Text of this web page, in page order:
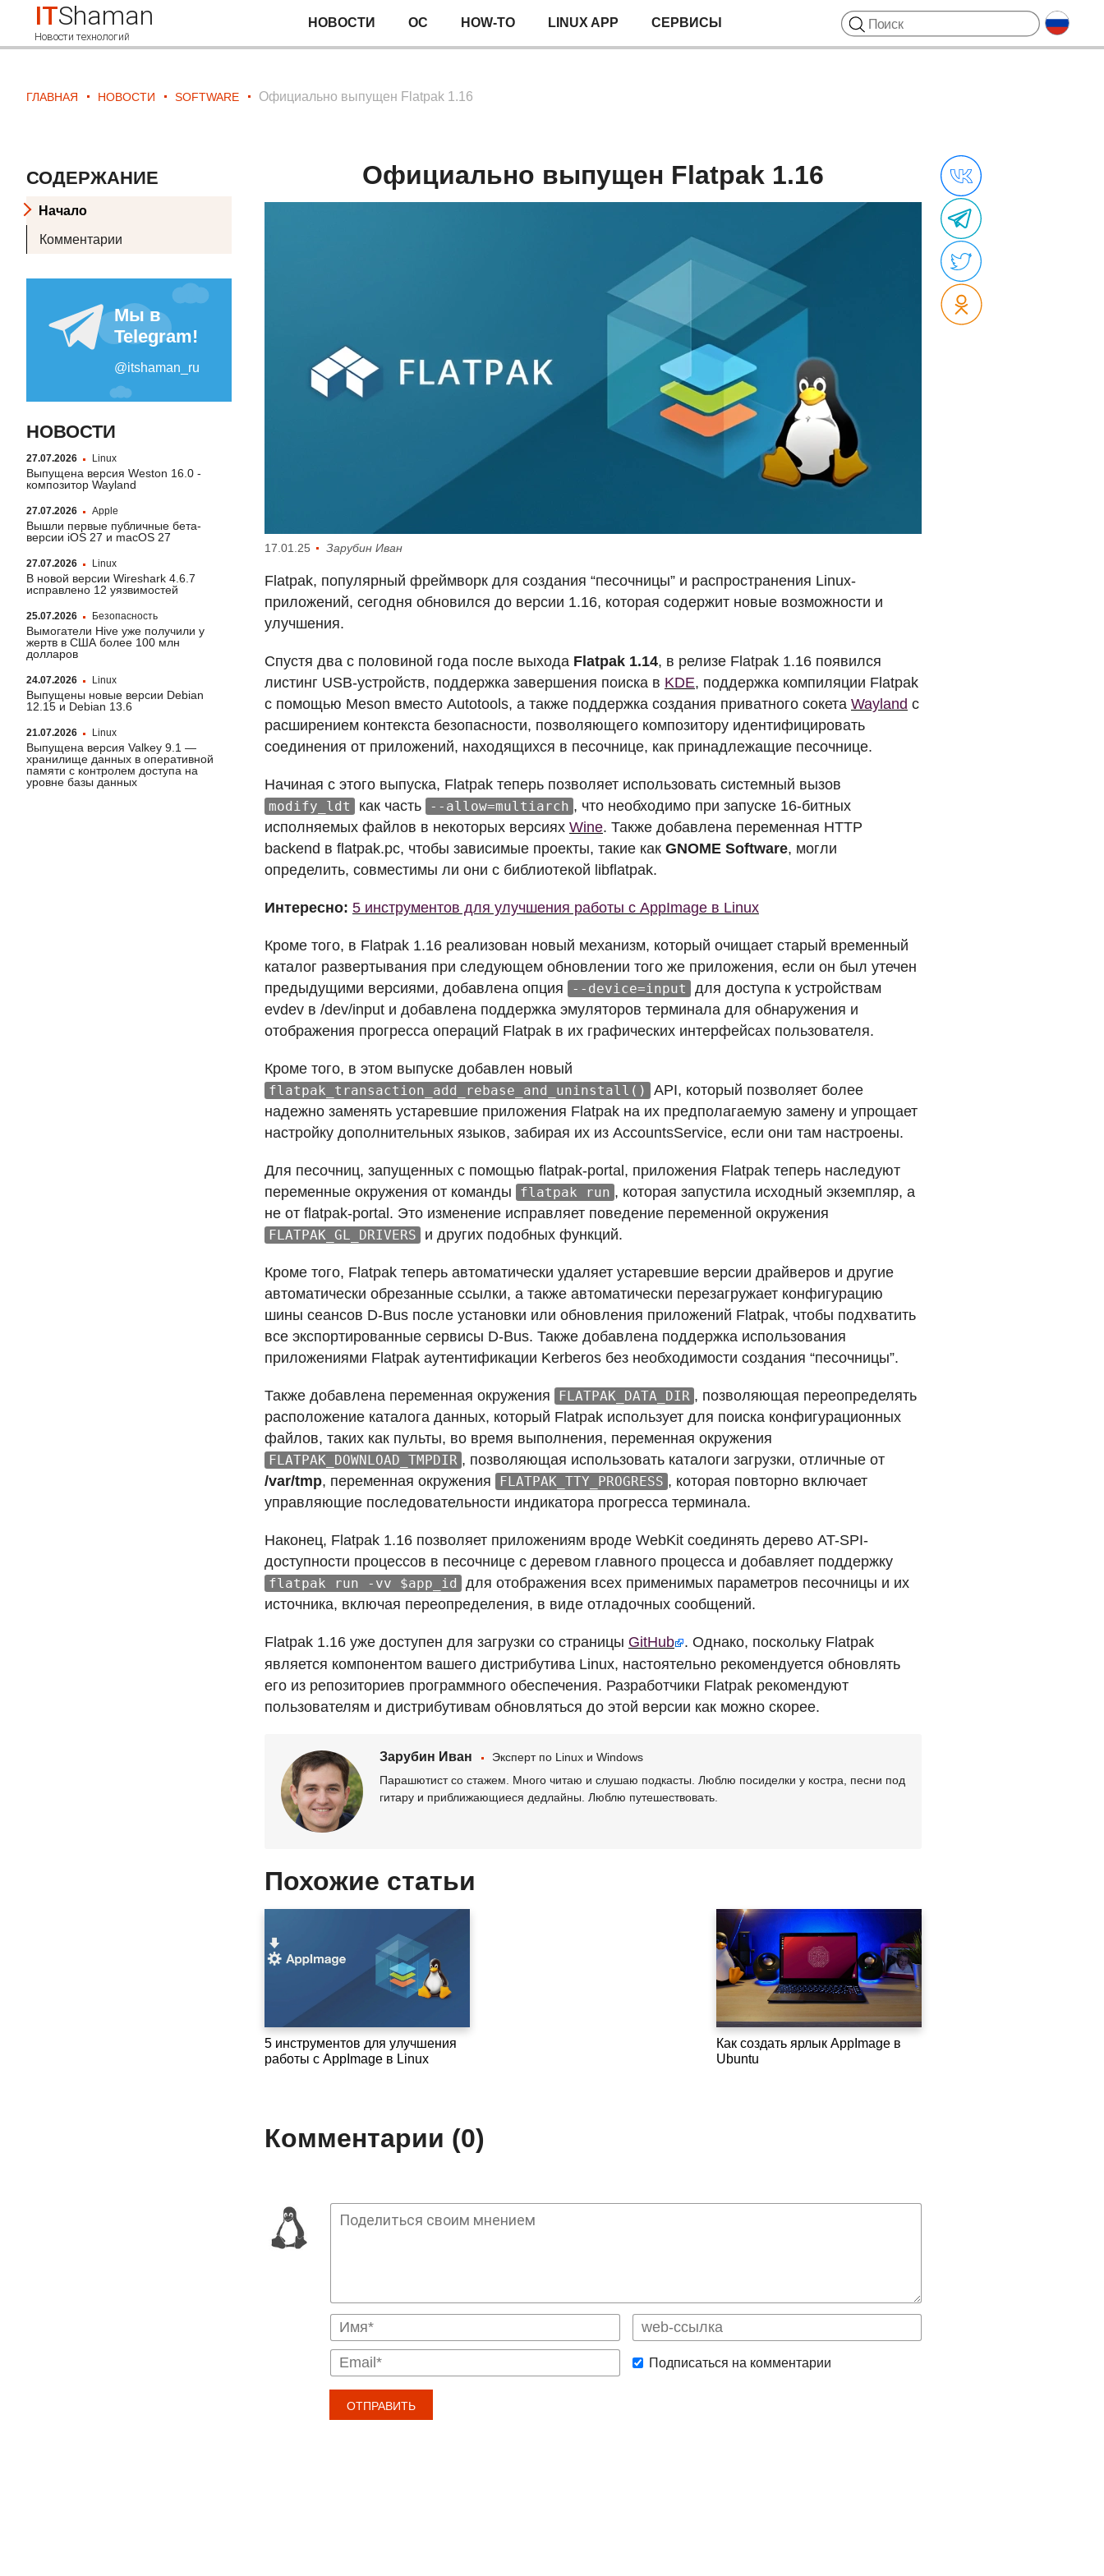
ITShaman
Новости технологий
НОВОСТИ ОС HOW-TO LINUX APP СЕРВИСЫ
ГЛАВНАЯ НОВОСТИ SOFTWARE Официально выпущен Flatpak 1.16
СОДЕРЖАНИЕ
Начало
Комментарии
НОВОСТИ
27.07.2026 Linux
Выпущена версия Weston 16.0 -
композитор Wayland
27.07.2026 Apple
Вышли первые публичные бета-
версии iOS 27 и macOS 27
27.07.2026 Linux
В новой версии Wireshark 4.6.7
исправлено 12 уязвимостей
25.07.2026 Безопасность
Вымогатели Hive уже получили у
жертв в США более 100 млн
долларов
24.07.2026 Linux
Выпущены новые версии Debian
12.15 и Debian 13.6
21.07.2026 Linux
Выпущена версия Valkey 9.1 —
хранилище данных в оперативной
памяти с контролем доступа на
уровне базы данных
Официально выпущен Flatpak 1.16
17.01.25 Зарубин Иван
Flatpak, популярный фреймворк для создания “песочницы” и распространения Linux-
приложений, сегодня обновился до версии 1.16, которая содержит новые возможности и
улучшения.
Спустя два с половиной года после выхода Flatpak 1.14, в релизе Flatpak 1.16 появился
листинг USB-устройств, поддержка завершения поиска в KDE, поддержка компиляции Flatpak
с помощью Meson вместо Autotools, а также поддержка создания приватного сокета Wayland с
расширением контекста безопасности, позволяющего композитору идентифицировать
соединения от приложений, находящихся в песочнице, как принадлежащие песочнице.
Начиная с этого выпуска, Flatpak теперь позволяет использовать системный вызов
modify_ldt как часть --allow=multiarch , что необходимо при запуске 16-битных
исполняемых файлов в некоторых версиях Wine. Также добавлена переменная HTTP
backend в flatpak.pc, чтобы зависимые проекты, такие как GNOME Software, могли
определить, совместимы ли они с библиотекой libflatpak.
Интересно: 5 инструментов для улучшения работы с AppImage в Linux
Кроме того, в Flatpak 1.16 реализован новый механизм, который очищает старый временный
каталог развертывания при следующем обновлении того же приложения, если он был утечен
предыдущими версиями, добавлена опция
--device=input
для доступа к устройствам
evdev в /dev/input и добавлена поддержка эмуляторов терминала для обнаружения и
отображения прогресса операций Flatpak в их графических интерфейсах пользователя.
Кроме того, в этом выпуске добавлен новый
flatpak_transaction_add_rebase_and_uninstall() API, который позволяет более
надежно заменять устаревшие приложения Flatpak на их предполагаемую замену и упрощает
настройку дополнительных языков, забирая их из AccountsService, если они там настроены.
Для песочниц, запущенных с помощью flatpak-portal, приложения Flatpak теперь наследуют
переменные окружения от команды
flatpak run , которая запустила исходный экземпляр, а
не от flatpak-portal. Это изменение исправляет поведение переменной окружения
FLATPAK_GL_DRIVERS и других подобных функций.
Кроме того, Flatpak теперь автоматически удаляет устаревшие версии драйверов и другие
автоматически обрезанные ссылки, а также автоматически перезагружает конфигурацию
шины сеансов D-Bus после установки или обновления приложений Flatpak, чтобы подхватить
все экспортированные сервисы D-Bus. Также добавлена поддержка использования
приложениями Flatpak аутентификации Kerberos без необходимости создания “песочницы”.
Также добавлена переменная окружения FLATPAK_DATA_DIR , позволяющая переопределять
расположение каталога данных, который Flatpak использует для поиска конфигурационных
файлов, таких как пульты, во время выполнения, переменная окружения
FLATPAK_DOWNLOAD_TMPDIR , позволяющая использовать каталоги загрузки, отличные от
/var/tmp, переменная окружения FLATPAK_TTY_PROGRESS , которая повторно включает
управляющие последовательности индикатора прогресса терминала.
Наконец, Flatpak 1.16 позволяет приложениям вроде WebKit соединять дерево AT-SPI-
доступности процессов в песочнице с деревом главного процесса и добавляет поддержку
flatpak run -vv $app_id
для отображения всех применимых параметров песочницы и их
источника, включая переопределения, в виде отладочных сообщений.
Flatpak 1.16 уже доступен для загрузки со страницы GitHub
. Однако, поскольку Flatpak
является компонентом вашего дистрибутива Linux, настоятельно рекомендуется обновлять
его из репозиториев программного обеспечения. Разработчики Flatpak рекомендуют
пользователям и дистрибутивам обновляться до этой версии как можно скорее.
Зарубин Иван
Эксперт по Linux и Windows
Парашютист со стажем. Много читаю и слушаю подкасты. Люблю посиделки у костра, песни под
гитару и приближающиеся дедлайны. Люблю путешествовать.
Похожие статьи
5 инструментов для улучшения
работы с AppImage в Linux
Как создать ярлык AppImage в
Ubuntu
Комментарии (0)
Подписаться на комментарии